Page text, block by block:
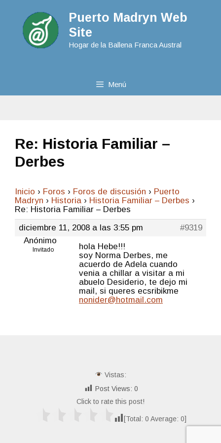
Puerto Madryn Web
Site
Hogar de la Ballena Franca Austral
Menú
Re: Historia Familiar –
Derbes
Inicio › Foros › Foros de discusión › Puerto
Madryn › Historia › Historia Familiar – Derbes ›
Re: Historia Familiar – Derbes
diciembre 11, 2008 a las 3:55 pm
#9319
Anónimo
Invitado
hola Hebe!!!
soy Norma Derbes, me
acuerdo de Adela cuando
venia a chillar a visitar a mi
abuelo Desiderio, te dejo mi
mail, si queres ecsribikme
nonider@hotmail.com
Vistas:
Post Views: 0
Click to rate this post!
[Total: 0 Average: 0]